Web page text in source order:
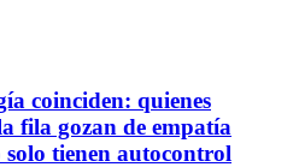
coinciden: quienes
fila gozan de empatía
tienen autocontrol